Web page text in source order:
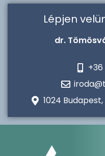
Lépjen
dr.
1024